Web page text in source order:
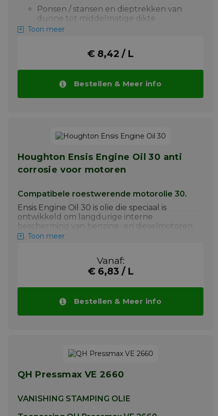
Ponsen / stansen en dieptrekken van
dunne tot middelmatige dikte
materialen
QH PRESSMAX VL 8660 biedt voordelen
zoals een hoge smering, eenvoudig te
alle technische eigenschappen van QH
Meer info
Toon meer
€ 8,42 / L
Bestellen & Meer info
Houghton Ensis Engine Oil 30 anti
corrosie voor motoren
Compatibele roestwerende motorolie 30.
Ensis Engine Oil 30 is olie die speciaal is
ontwikkeld om langdurige interne
bescherming van benzine- en dieselmotoren
te bieden.
Ensis Engine Oil 30 (vorige Shell Ensis
zijn:
voor minerale olie om de noodzaak van
neutraliseren
ontvlammingspunten en lage
toepassingen en opslag te
minimaliseren
Toon meer
Vanaf:
€ 6,83 / L
Bestellen & Meer info
QH Pressmax VE 2660
VANISHING STAMPING OLIE